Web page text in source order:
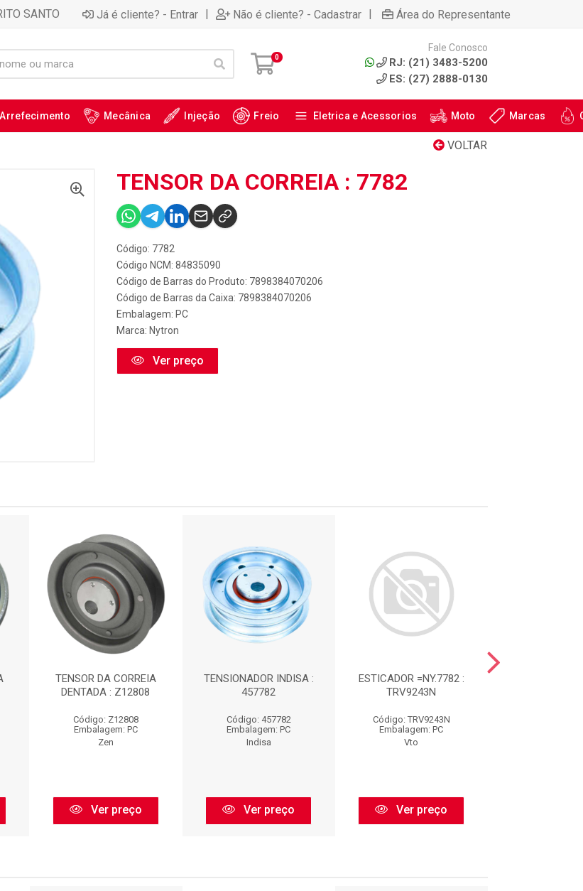
SANTO Já é cliente? - Entrar | Não é cliente? - Cadastrar | Área do Representante
0
Fale Conosco
RJ: (21) 3483-5200
ES: (27) 2888-0130
Arrefecimento Mecânica Injeção Freio Eletrica e Acessorios Moto Marcas
VOLTAR
TENSOR DA CORREIA : 7782
Código: 7782
Código NCM: 84835090
Código de Barras do Produto: 7898384070206
Código de Barras da Caixa: 7898384070206
Embalagem: PC
Marca: Nytron
Ver preço
TENSOR DA CORREIA
DENTADA : Z12808
Código: Z12808
Embalagem: PC
Zen
Ver preço
TENSIONADOR INDISA :
457782
Código: 457782
Embalagem: PC
Indisa
Ver preço
ESTICADOR =NY.7782 :
TRV9243N
Código: TRV9243N
Embalagem: PC
Vto
Ver preço